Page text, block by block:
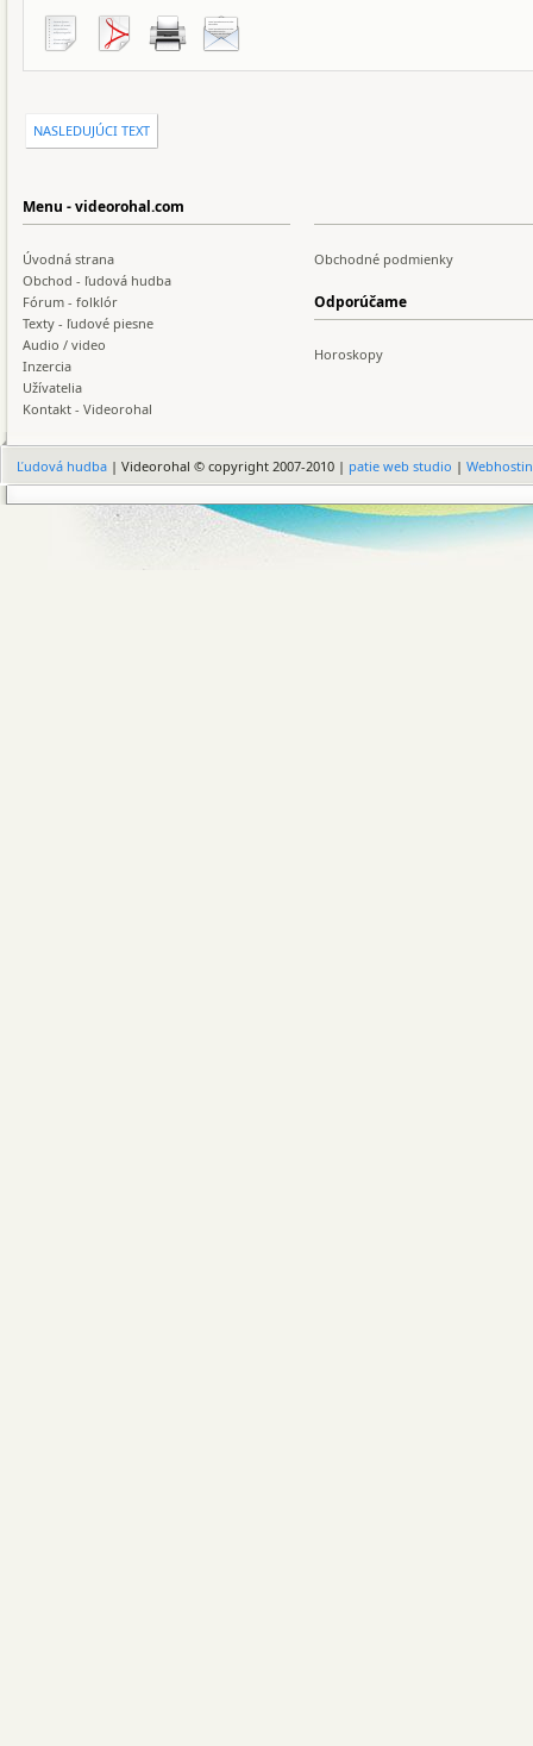
NASLEDUJÚCI TEXT
Menu - videorohal.com
Úvodná strana
Obchod - ľudová hudba
Fórum - folklór
Texty - ľudové piesne
Audio / video
Inzercia
Užívatelia
Kontakt - Videorohal
Obchodné podmienky
Odporúčame
Horoskopy
Ľudová hudba | Videorohal © copyright 2007-2010 | patie web studio |